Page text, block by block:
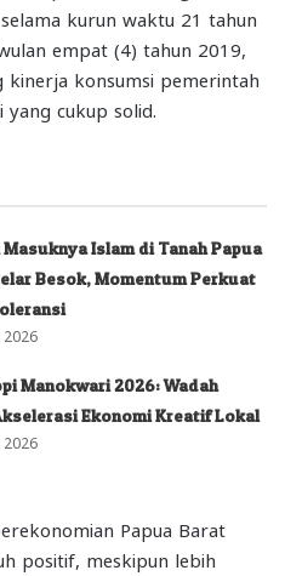
kurun waktu 21 tahun
empat (4) tahun 2019,
kinerja konsumsi pemerintah
cukup solid.
Islam di Tanah Papua
Besok, Momentum Perkuat
Manokwari 2026: Wadah
Ekonomi Kreatif Lokal
Papua Barat
positif, meskipun lebih